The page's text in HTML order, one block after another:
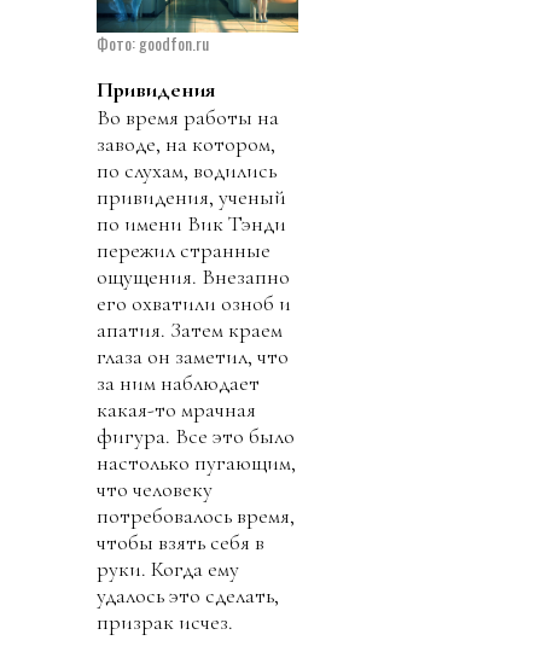
Фото: goodfon.ru
Привидения
Во время работы на
заводе, на котором,
по слухам, водились
привидения, ученый
по имени Вик Тэнди
пережил странные
ощущения. Внезапно
его охватили озноб и
апатия. Затем краем
глаза он заметил, что
за ним наблюдает
какая-то мрачная
фигура. Все это было
настолько пугающим,
что человеку
потребовалось время,
чтобы взять себя в
руки. Когда ему
удалось это сделать,
призрак исчез.